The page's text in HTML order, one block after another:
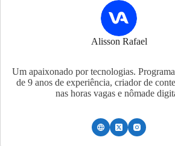
Alisson Rafael
Um apaixonado por tecnologias.
de 9 anos de experiência, criador de
nas horas vagas e nômade